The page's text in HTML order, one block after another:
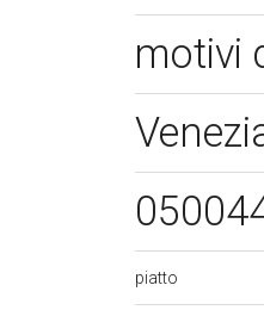
motivi
piatto